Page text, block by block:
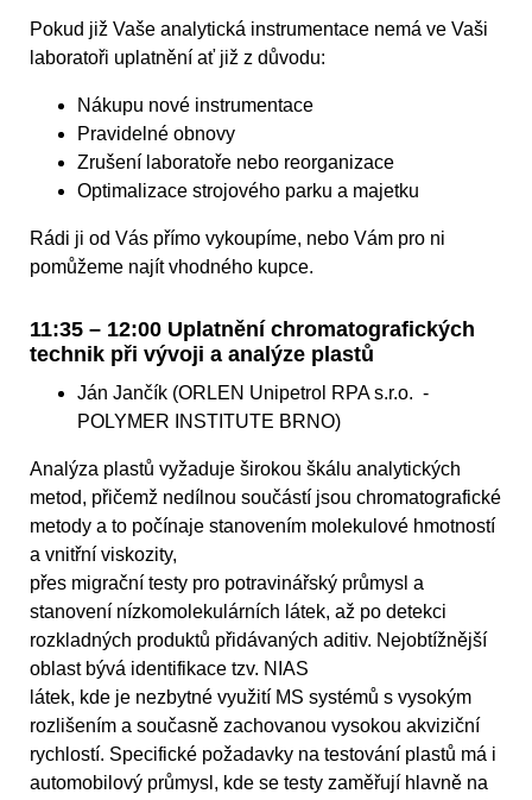
Pokud již Vaše analytická instrumentace nemá ve Vaši
laboratoři uplatnění ať již z důvodu:
Nákupu nové instrumentace
Pravidelné obnovy
Zrušení laboratoře nebo reorganizace
Optimalizace strojového parku a majetku
Rádi ji od Vás přímo vykoupíme, nebo Vám pro ni
pomůžeme najít vhodného kupce.
11:35 – 12:00 Uplatnění chromatografických
technik při vývoji a analýze plastů
Ján Jančík (ORLEN Unipetrol RPA s.r.o. -
POLYMER INSTITUTE BRNO)
Analýza plastů vyžaduje širokou škálu analytických
metod, přičemž nedílnou součástí jsou chromatografické
metody a to počínaje stanovením molekulové hmotností
a vnitřní viskozity,
přes migrační testy pro potravinářský průmysl a
stanovení nízkomolekulárních látek, až po detekci
rozkladných produktů přidávaných aditiv. Nejobtížnější
oblast bývá identifikace tzv. NIAS
látek, kde je nezbytné využití MS systémů s vysokým
rozlišením a současně zachovanou vysokou akviziční
rychlostí. Specifické požadavky na testování plastů má i
automobilový průmysl, kde se testy zaměřují hlavně na